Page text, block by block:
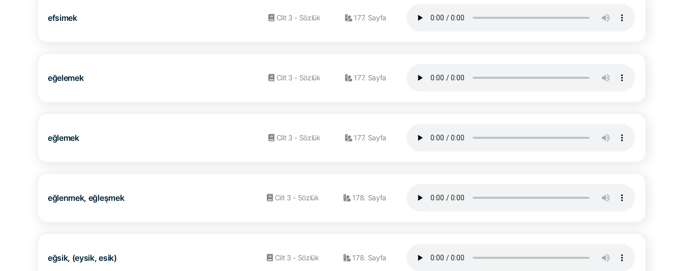
efsimek Cilt 3 - Sözlük 177. Sayfa
eğelemek Cilt 3 - Sözlük 177. Sayfa
eğlemek Cilt 3 - Sözlük 177. Sayfa
eğlenmek, eğleşmek Cilt 3 - Sözlük 178. Sayfa
eğsik, (eysik, esik) Cilt 3 - Sözlük 178. Sayfa